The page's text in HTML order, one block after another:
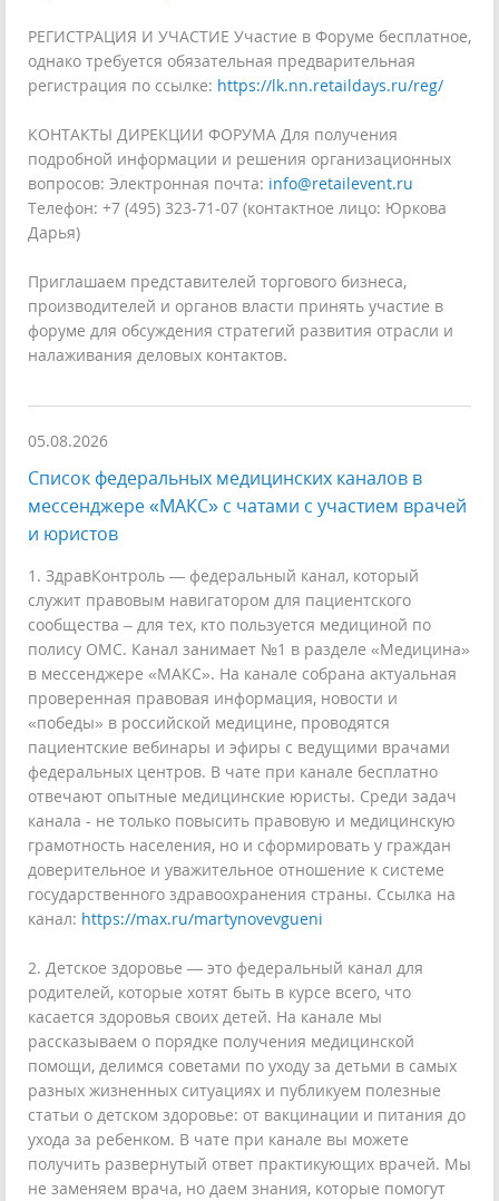
РЕГИСТРАЦИЯ И УЧАСТИЕ Участие в Форуме бесплатное,
однако требуется обязательная предварительная
регистрация по ссылке: https://lk.nn.retaildays.ru/reg/
КОНТАКТЫ ДИРЕКЦИИ ФОРУМА Для получения
подробной информации и решения организационных
вопросов: Электронная почта: info@retailevent.ru
Телефон: +7 (495) 323-71-07 (контактное лицо: Юркова
Дарья)
Приглашаем представителей торгового бизнеса,
производителей и органов власти принять участие в
форуме для обсуждения стратегий развития отрасли и
налаживания деловых контактов.
05.08.2026
Список федеральных медицинских каналов в
мессенджере «МАКС» с чатами с участием врачей
и юристов
1. ЗдравКонтроль — федеральный канал, который
служит правовым навигатором для пациентского
сообщества – для тех, кто пользуется медициной по
полису ОМС. Канал занимает №1 в разделе «Медицина»
в мессенджере «МАКС». На канале собрана актуальная
проверенная правовая информация, новости и
«победы» в российской медицине, проводятся
пациентские вебинары и эфиры с ведущими врачами
федеральных центров. В чате при канале бесплатно
отвечают опытные медицинские юристы. Среди задач
канала - не только повысить правовую и медицинскую
грамотность населения, но и сформировать у граждан
доверительное и уважительное отношение к системе
государственного здравоохранения страны. Ссылка на
канал: https://max.ru/martynovevgueni
2. Детское здоровье — это федеральный канал для
родителей, которые хотят быть в курсе всего, что
касается здоровья своих детей. На канале мы
рассказываем о порядке получения медицинской
помощи, делимся советами по уходу за детьми в самых
разных жизненных ситуациях и публикуем полезные
статьи о детском здоровье: от вакцинации и питания до
ухода за ребенком. В чате при канале вы можете
получить развернутый ответ практикующих врачей. Мы
не заменяем врача, но даем знания, которые помогут